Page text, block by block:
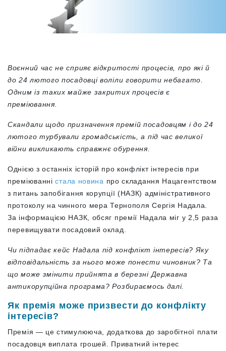
Воєнний час не сприяє відкритості процесів, про які й
до 24 лютого посадовці воліли говорити небагато.
Одним із таких майже закритих процесів є
преміювання.
Скандали щодо призначення премій посадовцям і до 24
лютого турбували громадськість, а під час великої
війни викликають справжнє обурення.
Однією з останніх історій про конфлікт інтересів при
преміюванністала новина про складання Нацагентством
з питань запобігання корупції (НАЗК) адміністративного
протоколу на чинного мера Тернополя Сергія Надала.
За інформацією НАЗК, обсяг премії Надала міг у 2,5 раза
перевищувати посадовий оклад.
Чи підпадає кейс Надала під конфлікт інтересів? Яку
відповідальність за нього може понести чиновник? Та
що може змінити прийнята в березні Державна
антикорупційна програма? Розбираємось далі.
Як премія може призвести до конфлікту
інтересів?
Премія — це стимулююча, додаткова до заробітної плати
посадовця виплата грошей. Приватний інтерес